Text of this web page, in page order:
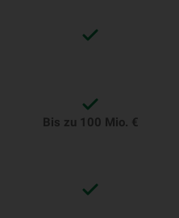
Bis zu 100 Mio. €